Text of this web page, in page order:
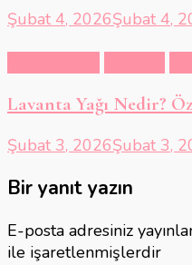
Şubat 4, 2026Şubat 4,
Lavanta Yağı Nedir?
Şubat 3, 2026Şubat 3,
Bir yanıt yazın
E-posta adresiniz
ile işaretlenmişlerdir